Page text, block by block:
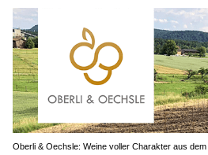
Oberli & Oechsle: Weine voller Charakter aus